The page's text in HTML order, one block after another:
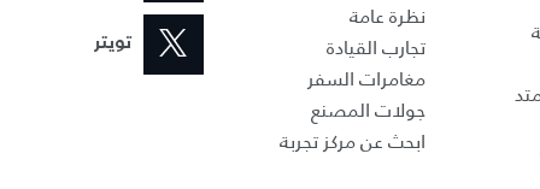
نظرة عامة
تجارب القيادة
مغامرات السفر
جولات المصنع
ابحث عن مركز تجربة
تويتر